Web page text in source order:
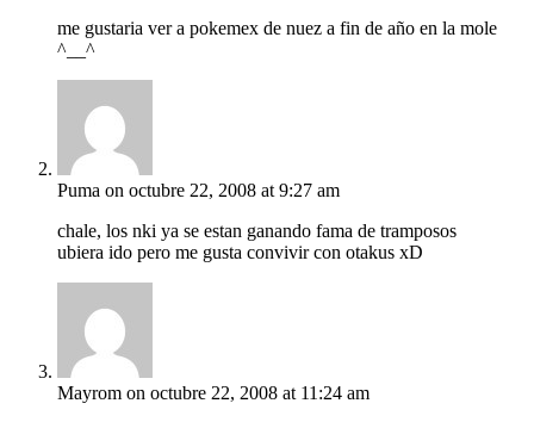
me gustaria ver a pokemex de nuez a fin de año en la mole
^__^
Puma on octubre 22, 2008 at 9:27 am
chale, los nki ya se estan ganando fama de tramposos
ubiera ido pero me gusta convivir con otakus xD
Mayrom on octubre 22, 2008 at 11:24 am